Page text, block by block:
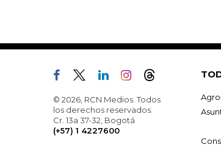
© 2026, RCN Medios. Todos
los derechos reservados.
Cr. 13a 37-32, Bogotá
(+57) 1 4227600